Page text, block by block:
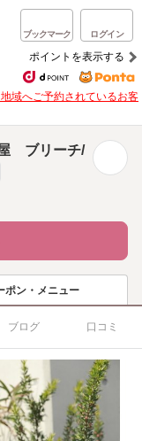
ブックマーク ログイン
ポイントを表示する
域へご予約されているお客
ブリーチ/
ポン・メニュー
ブログ 口コミ